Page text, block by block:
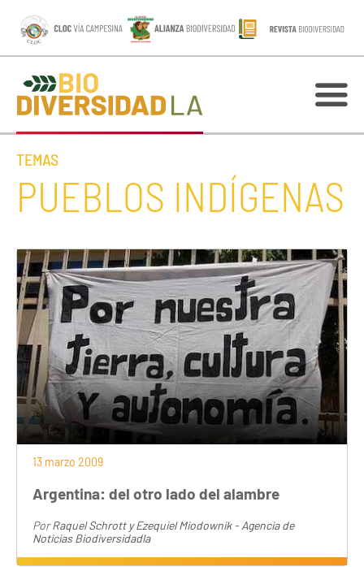
TEMAS
PUEBLOS INDÍGENAS
13 marzo 2009
Argentina: del otro lado del alambre
PorRaquel Schrott y Ezequiel Miodownik - Agencia de
Noticias Biodiversidadla